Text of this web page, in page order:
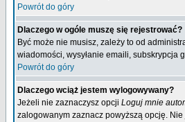
Powrót do góry
Dlaczego w ogóle muszę się rejestrować?
Być może nie musisz, zależy to od
wiadomości, wysyłanie emaili,
Powrót do góry
Dlaczego wciąż jestem wylogowywany?
Jeżeli nie zaznaczysz opcji Loguj mnie
zalogowanym zaznacz powyższą opcję.